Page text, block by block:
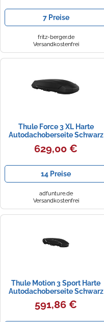
7 Preise
fritz-berger.de
Versandkostenfrei
Thule Force 3 XL Harte
Autodachoberseite Schwarz
629,00 €
14 Preise
adfunture.de
Versandkostenfrei
Thule Motion 3 Sport Harte
Autodachoberseite Schwarz
591,86 €